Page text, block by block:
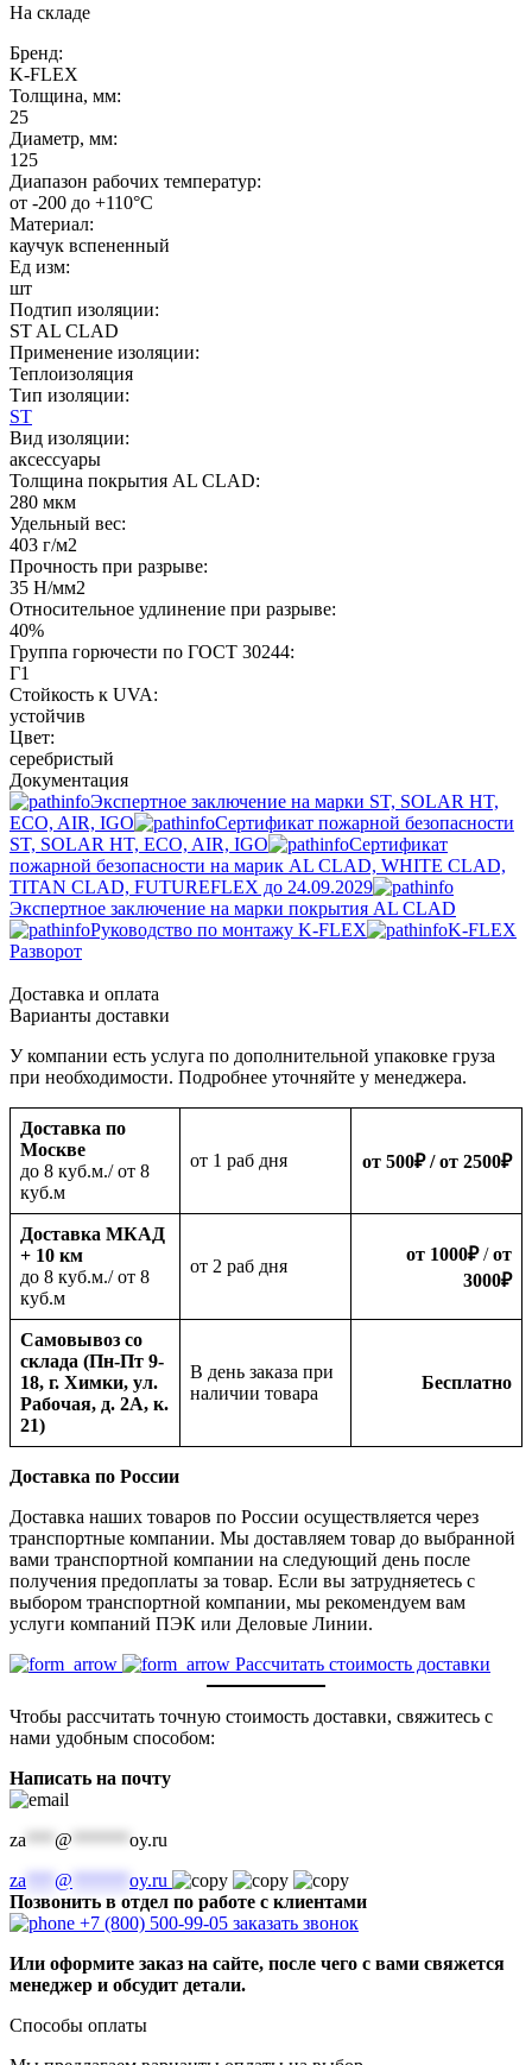
На складе
Бренд:
K-FLEX
Толщина, мм:
25
Диаметр, мм:
125
Диапазон рабочих температур:
от -200 до +110°C
Материал:
каучук вспененный
Ед изм:
шт
Подтип изоляции:
ST AL CLAD
Применение изоляции:
Теплоизоляция
Тип изоляции:
ST
Вид изоляции:
аксессуары
Толщина покрытия AL CLAD:
280 мкм
Удельный вес:
403 г/м2
Прочность при разрыве:
35 Н/мм2
Относительное удлинение при разрыве:
40%
Группа горючести по ГОСТ 30244:
Г1
Стойкость к UVA:
устойчив
Цвет:
серебристый
Документация
Экспертное заключение на марки ST, SOLAR HT,
ECO, AIR, IGO
Сертификат пожарной безопасности
ST, SOLAR HT, ECO, AIR, IGO
Cертификат
пожарной безопасности на марик AL CLAD, WHITE CLAD,
TITAN CLAD, FUTUREFLEX до 24.09.2029
Экспертное заключение на марки покрытия AL CLAD
Руководство по монтажу K-FLEX
K-FLEX
Разворот
Доставка и оплата
Варианты доставки
У компании есть услуга по дополнительной упаковке груза
при необходимости. Подробнее уточняйте у менеджера.
Доставка по
Москве
до 8 куб.м./ от 8
куб.м
oт 1 раб дня от 500₽/ от 2500₽
Доставка МКАД
+ 10 км
до 8 куб.м./ от 8
куб.м
oт 2 раб дня
от 1000₽/от
3000₽
Самовывоз со
склада (Пн-Пт 9-
18, г. Химки, ул.
Рабочая, д. 2А, к.
21)
В день заказа при
наличии товара
Бесплатно
Доставка по России
Доставка наших товаров по России осуществляется через
транспортные компании. Мы доставляем товар до выбранной
вами транспортной компании на следующий день после
получения предоплаты за товар. Если вы затрудняетесь с
выбором транспортной компании, мы рекомендуем вам
услуги компаний ПЭК или Деловые Линии.
Рассчитать стоимость доставки
Чтобы рассчитать точную стоимость доставки, свяжитесь с
нами удобным способом:
Написать на почту
za @
oy.ru
za
@
oy.ru
Позвонить в отдел по работе с клиентами
+7 (800) 500-99-05 заказать звонок
Или оформите заказ на сайте, после чего с вами свяжется
менеджер и обсудит детали.
Способы оплаты